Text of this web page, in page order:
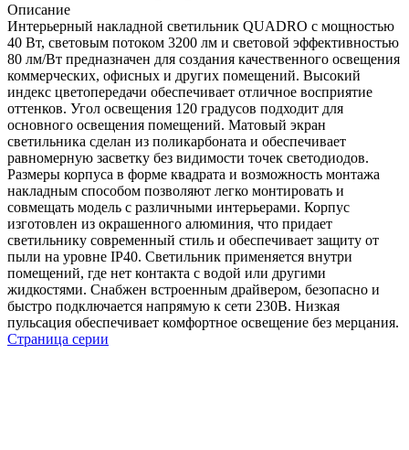
Описание
Интерьерный накладной светильник QUADRO с мощностью
40 Вт, световым потоком 3200 лм и световой эффективностью
80 лм/Вт предназначен для создания качественного освещения
коммерческих, офисных и других помещений. Высокий
индекс цветопередачи обеспечивает отличное восприятие
оттенков. Угол освещения 120 градусов подходит для
основного освещения помещений. Матовый экран
светильника сделан из поликарбоната и обеспечивает
равномерную засветку без видимости точек светодиодов.
Размеры корпуса в форме квадрата и возможность монтажа
накладным способом позволяют легко монтировать и
совмещать модель с различными интерьерами. Корпус
изготовлен из окрашенного алюминия, что придает
светильнику современный стиль и обеспечивает защиту от
пыли на уровне IP40. Светильник применяется внутри
помещений, где нет контакта с водой или другими
жидкостями. Снабжен встроенным драйвером, безопасно и
быстро подключается напрямую к сети 230В. Низкая
пульсация обеспечивает комфортное освещение без мерцания.
Страница серии